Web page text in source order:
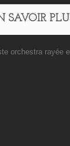
SAVOIR
orchestra rayée